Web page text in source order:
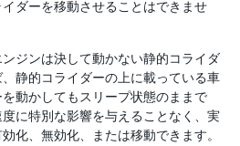
ダーを移動させることはできませ
ジンは決して動かない静的コライダ
静的コライダーの上に載っている車
動かしてもスリープ状態のままで
に特別な影響を与えることなく、実
化、無効化、または移動できます。